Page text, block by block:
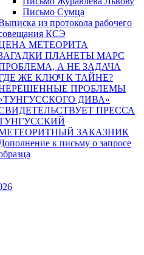
Письмо Сумца
из протокола рабочего
КСЭ
МЕТЕОРИТА
ПЛАНЕТЫ МАРС
А НЕ ЗАДАЧА
ЖЕ КЛЮЧ К ТАЙНЕ?
ПРОБЛЕМЫ
ДИВА»
ПРЕССА
ЗАКАЗНИК
к письму о запросе